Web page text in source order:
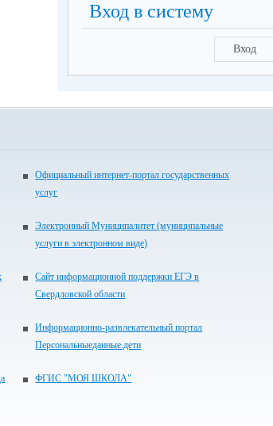
Вход в систему
Вход
Официальный интернет-портал государственных
услуг
Электронный Муниципалитет (муниципальные
услуги в электронном виде)
Сайт информационной поддержки ЕГЭ в
Свердловской области
Информационно-развлекательный портал
Персональныеданные.дети
ФГИС "МОЯ ШКОЛА"